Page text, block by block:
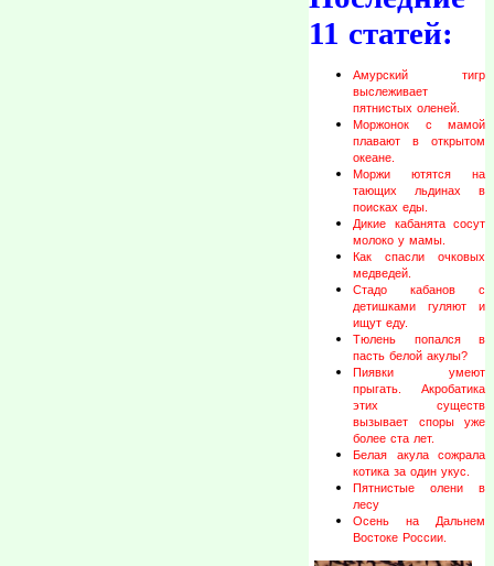
11 статей:
Амурский тигр
выслеживает
пятнистых оленей.
Моржонок с мамой
плавают в открытом
океане.
Моржи ютятся на
тающих льдинах в
поисках еды.
Дикие кабанята сосут
молоко у мамы.
Как спасли очковых
медведей.
Стадо кабанов с
детишками гуляют и
ищут еду.
Тюлень попался в
пасть белой акулы?
Пиявки умеют
прыгать. Акробатика
этих существ
вызывает споры уже
более ста лет.
Белая акула сожрала
котика за один укус.
Пятнистые олени в
лесу
Осень на Дальнем
Востоке России.